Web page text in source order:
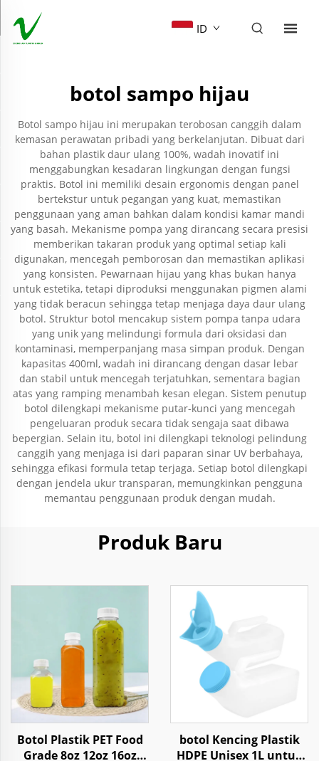
ID
botol sampo hijau
Botol sampo hijau ini merupakan terobosan canggih dalam
kemasan perawatan pribadi yang berkelanjutan. Dibuat dari
bahan plastik daur ulang 100%, wadah inovatif ini
menggabungkan kesadaran lingkungan dengan fungsi
praktis. Botol ini memiliki desain ergonomis dengan panel
bertekstur untuk pegangan yang kuat, memastikan
penggunaan yang aman bahkan dalam kondisi kamar mandi
yang basah. Mekanisme pompa yang dirancang secara presisi
memberikan takaran produk yang optimal setiap kali
digunakan, mencegah pemborosan dan memastikan aplikasi
yang konsisten. Pewarnaan hijau yang khas bukan hanya
untuk estetika, tetapi diproduksi menggunakan pigmen alami
yang tidak beracun sehingga tetap menjaga daya daur ulang
botol. Struktur botol mencakup sistem pompa tanpa udara
yang unik yang melindungi formula dari oksidasi dan
kontaminasi, memperpanjang masa simpan produk. Dengan
kapasitas 400ml, wadah ini dirancang dengan dasar lebar
dan stabil untuk mencegah terjatuhkan, sementara bagian
atas yang ramping menambah kesan elegan. Sistem penutup
botol dilengkapi mekanisme putar-kunci yang mencegah
pengeluaran produk secara tidak sengaja saat dibawa
bepergian. Selain itu, botol ini dilengkapi teknologi pelindung
canggih yang menjaga isi dari paparan sinar UV berbahaya,
sehingga efikasi formula tetap terjaga. Setiap botol dilengkapi
dengan jendela ukur transparan, memungkinkan pengguna
memantau penggunaan produk dengan mudah.
Produk Baru
Botol Plastik PET Food
Grade 8oz 12oz 16oz
botol Kencing Plastik
HDPE Unisex 1L untuk